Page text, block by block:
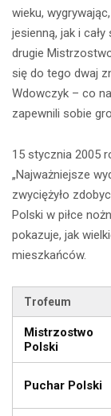
wieku,
jesienną, jak i
drugie
się do tego dwaj
Wdowczyk – co
zapewnili sobie
15 stycznia 2005
„Najważniejsze
zwyciężyło
Polski w piłce
pokazuje, jak
mieszkańców.
Trofeum
Mistrzostwo
Polski
Puchar Polski